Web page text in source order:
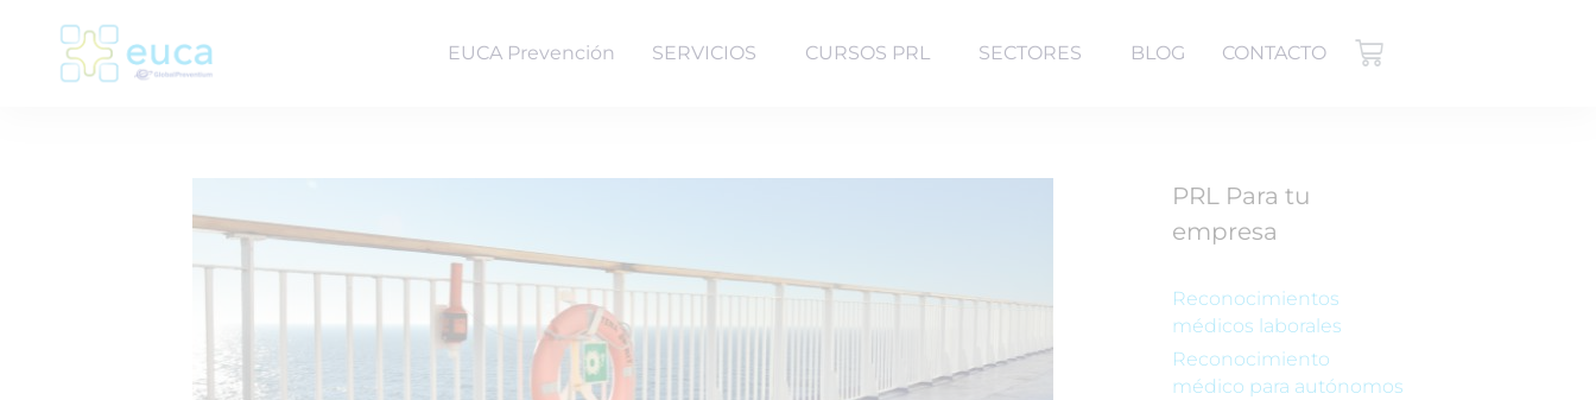
EUCA Prevención SERVICIOS CURSOS PRL SECTORES BLOG CONTACTO
PRL Para tu
empresa
Reconocimientos
médicos laborales
Reconocimiento
médico para autónomos